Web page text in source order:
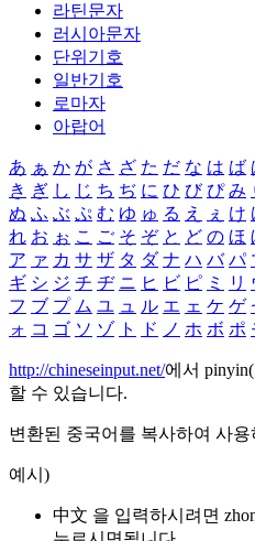
라틴문자
러시아문자
단위기호
일반기호
로마자
아랍어
あ ぁ か が さ ざ た だ な は ば
き ぎ し じ ち ぢ に ひ び ぴ み
ぬ ふ ぶ ぷ む ゆ ゅ る え ぇ け
れ お ぉ こ ご そ ぞ と ど の ほ
ア ァ カ サ ザ タ ダ ナ ハ バ パ
ギ シ ジ チ ヂ ニ ヒ ビ ピ ミ リ
フ ブ プ ム ユ ュ ル エ ェ ケ ゲ
ォ コ ゴ ソ ゾ ト ド ノ ホ ボ ポ
http://chineseinput.net/에서
할 수 있습니다.
변환된 중국어를 복사하여 사
예시)
中文 을 입력하시려면